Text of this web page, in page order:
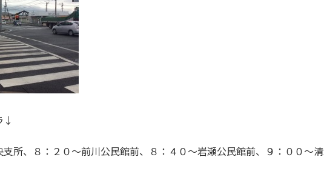
↓
所、８：２０〜前川公民館前、８：４０〜岩瀬公民館前、９：００〜